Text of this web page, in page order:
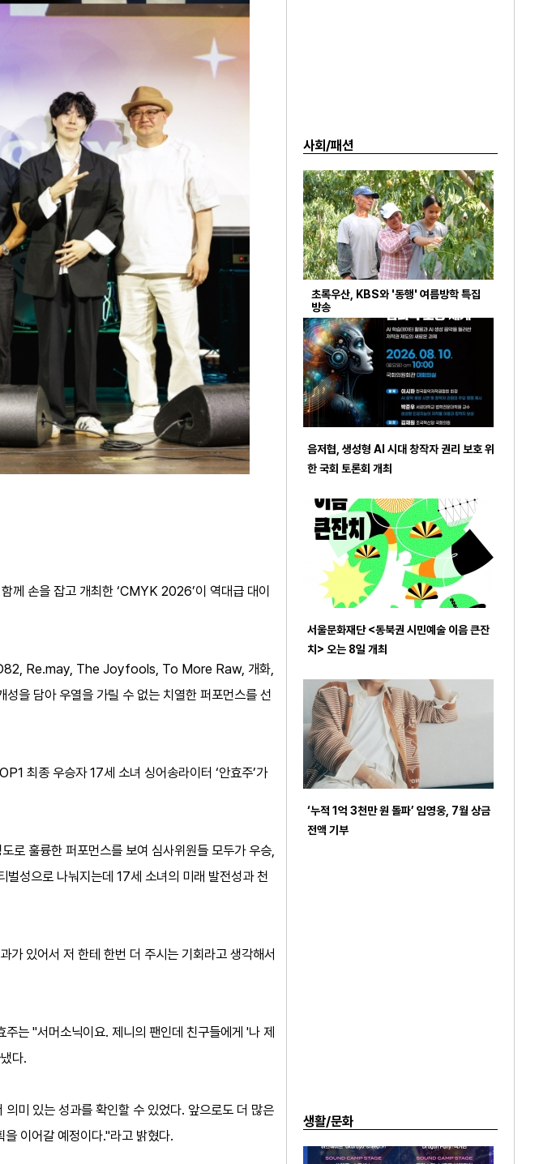
손을 잡고 개최한 ‘CMYK 2026’이 역대급 대이
Re.may, The Joyfools, To More Raw, 개화,
을 담아 우열을 가릴 수 없는 치열한 퍼포먼스를 선
최종 우승자 17세 소녀 싱어송라이터 ‘안효주’가
로 훌륭한 퍼포먼스를 보여 심사위원들 모두가 우승,
성으로 나눠지는데 17세 소녀의 미래 발전성과 천
가 있어서 저 한테 한번 더 주시는 기회라고 생각해서
는 "서머소닉이요. 제니의 팬인데 친구들에게 '나 제
다.
미 있는 성과를 확인할 수 있었다. 앞으로도 더 많은
이어갈 예정이다."라고 밝혔다.
사회/패션
초록우산, KBS와 '동행' 여름방학 특집
방송
음저협, 생성형 AI 시대 창작자 권리 보호 위
한 국회 토론회 개최
서울문화재단 <동북권 시민예술 이음 큰잔
치> 오는 8일 개최
‘누적 1억 3천만 원 돌파’ 임영웅, 7월 상금
전액 기부
생활/문화